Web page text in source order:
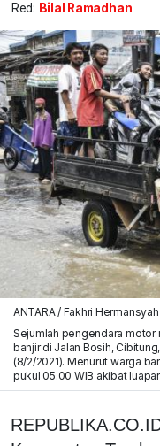
Red: Bilal Ramadhan
ANTARA / Fakhri Hermansyah
Sejumlah pengendara motor
banjir di Jalan Bosih,
(8/2/2021). Menurut warga
pukul 05.00 WIB akibat